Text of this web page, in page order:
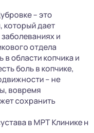
– это
который дает
и
отдела
области копчика и
боль в копчике,
– не
вовремя
сохранить
в МРТ Клинике н